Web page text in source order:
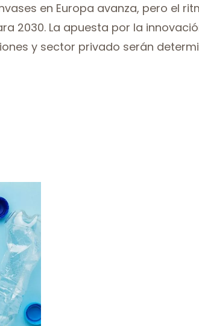
en Europa avanza, pero el
2030. La apuesta por la
y sector privado serán